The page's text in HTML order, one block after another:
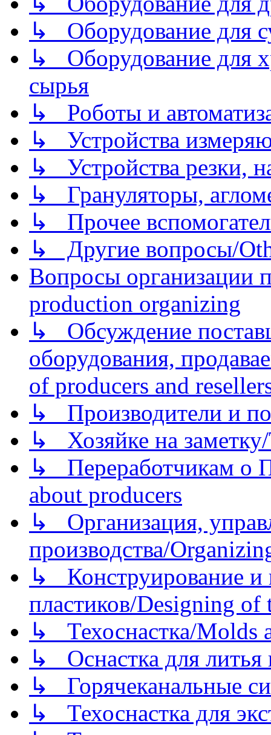
↳ Оборудование для
↳ Оборудование для
сырья
↳ Роботы и
↳ Устройства
↳ Устройства резки,
↳ Грануляторы,
↳ Прочее
↳ Другие вопросы/
Вопросы организации
production organizing
↳ Обсуждение
оборудования,
of producers and
↳ Производители и
↳ Хозяйке на
↳ Переработчикам о
about producers
↳ Организация,
производства/
↳ Конструирование и
пластиков/Designing of
↳ Техоснастка/Molds
↳ Оснастка для литья
↳ Горячеканальные
↳ Техоснастка для